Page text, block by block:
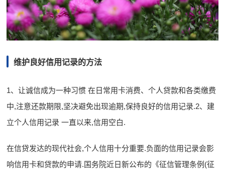
维护良好信用记录的方法
1、让诚信成为一种习惯 在日常用卡消费、个人贷款和各类缴费
中,注意还款期限,坚决避免出现逾期,保持良好的信用记录.2、建
立个人信用记录 一直以来,信用空白.
在信贷发达的现代社会,个人信用十分重要.负面的信用记录会影
响信用卡和贷款的申请.国务院近日新公布的《征信管理条例(征